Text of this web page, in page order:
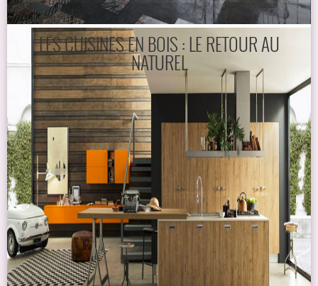
LES CUISINES EN BOIS : LE RETOUR AU
NATUREL